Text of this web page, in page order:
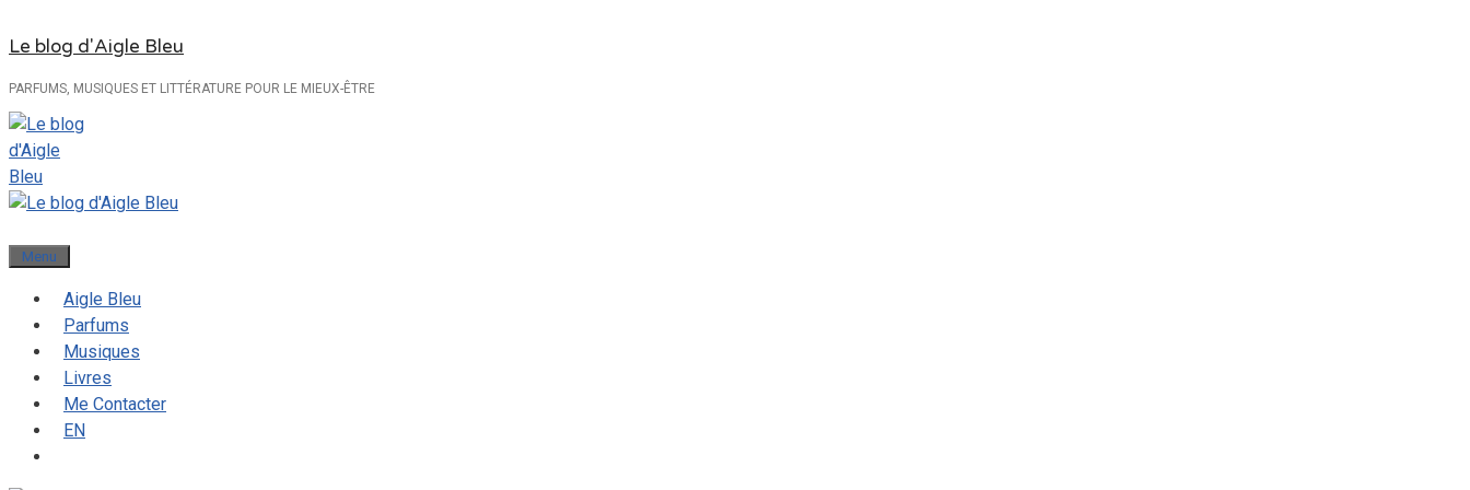
au
Le blog d'Aigle Bleu
PARFUMS, MUSIQUES ET LITTÉRATURE POUR LE MIEUX-ÊTRE
Menu
Aigle Bleu
Parfums
Musiques
Livres
Me Contacter
EN